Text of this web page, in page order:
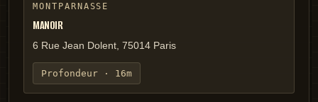
MONTPARNASSE
MANOIR
6 Rue Jean Dolent, 75014 Paris
Profondeur · 16m